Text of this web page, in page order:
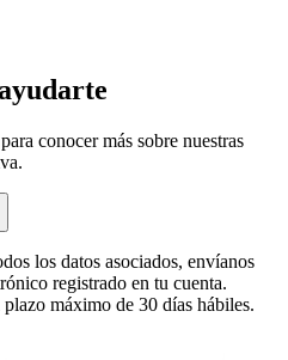
conocer más sobre nuestras
los datos asociados, envíanos
registrado en tu cuenta.
máximo de 30 días hábiles.